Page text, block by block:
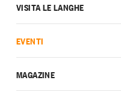
VISITA LE LANGHE
EVENTI
MAGAZINE